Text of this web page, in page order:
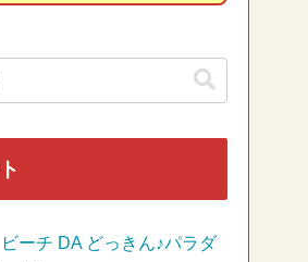
ーチ DA どっきん♪パラダ